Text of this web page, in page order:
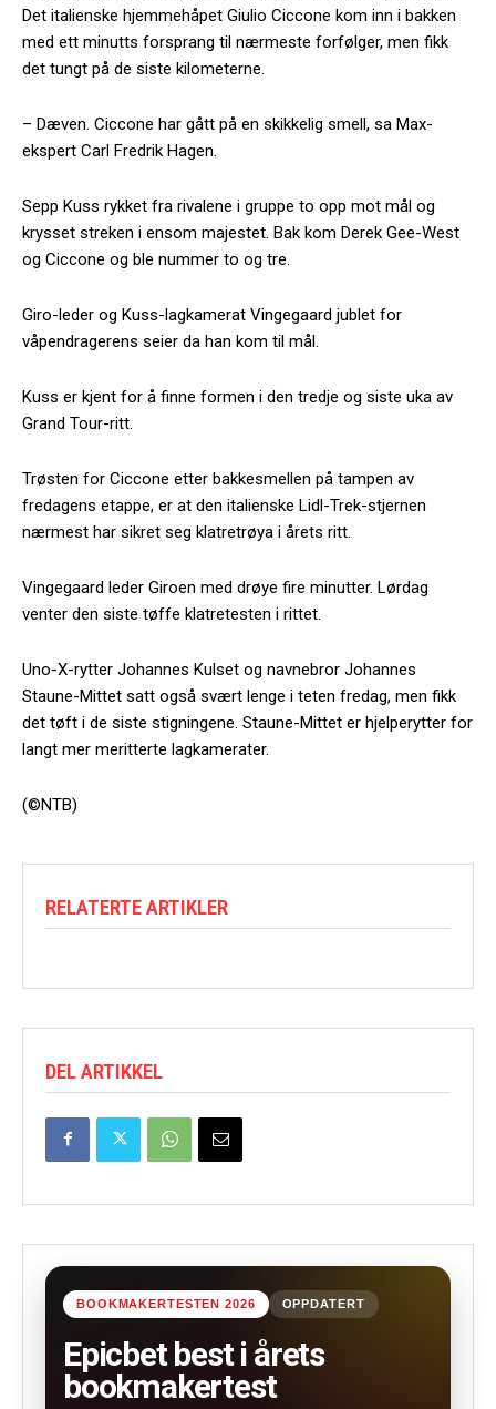
Det italienske hjemmehåpet Giulio Ciccone kom inn i bakken
med ett minutts forsprang til nærmeste forfølger, men fikk
det tungt på de siste kilometerne.
– Dæven. Ciccone har gått på en skikkelig smell, sa Max-
ekspert Carl Fredrik Hagen.
Sepp Kuss rykket fra rivalene i gruppe to opp mot mål og
krysset streken i ensom majestet. Bak kom Derek Gee-West
og Ciccone og ble nummer to og tre.
Giro-leder og Kuss-lagkamerat Vingegaard jublet for
våpendragerens seier da han kom til mål.
Kuss er kjent for å finne formen i den tredje og siste uka av
Grand Tour-ritt.
Trøsten for Ciccone etter bakkesmellen på tampen av
fredagens etappe, er at den italienske Lidl-Trek-stjernen
nærmest har sikret seg klatretrøya i årets ritt.
Vingegaard leder Giroen med drøye fire minutter. Lørdag
venter den siste tøffe klatretesten i rittet.
Uno-X-rytter Johannes Kulset og navnebror Johannes
Staune-Mittet satt også svært lenge i teten fredag, men fikk
det tøft i de siste stigningene. Staune-Mittet er hjelperytter for
langt mer meritterte lagkamerater.
(©NTB)
RELATERTE ARTIKLER
DEL ARTIKKEL
BOOKMAKERTESTEN 2026 OPPDATERT
Epicbet best i årets
bookmakertest